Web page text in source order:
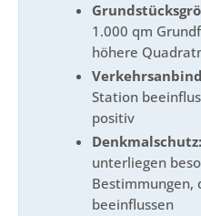
1.000 qm
höhere
Station
positiv
Denkmalschutz:
unterliegen
Bestimmungen,
beeinflussen